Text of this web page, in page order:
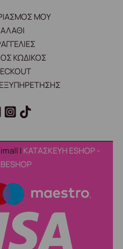
ΜΟΥ
ΚΩΔΙΚΟΣ
| ΚΑΤΑΣΚΕΥΗ ESHOP -